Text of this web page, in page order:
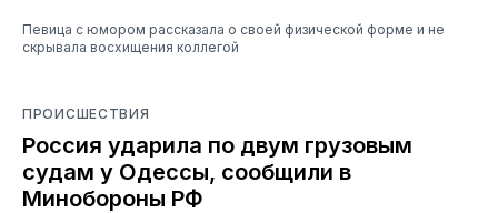
Певица с юмором рассказала о своей физической форме и не
скрывала восхищения коллегой
ПРОИСШЕСТВИЯ
Россия ударила по двум грузовым
судам у Одессы, сообщили в
Минобороны РФ